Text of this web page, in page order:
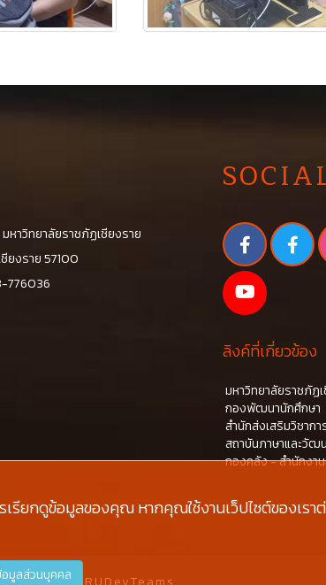
หาวิทยาลัยราชภัฏเชียงราย
ยงราย 57100
776036
ลิงค์ที่เกี่ยวข้อง
มหาวิทยาลัยราชภัฏ
กองพัฒนานักศึกษา
สำนักส่งเสริมวิชากา
สถาบันภาษาและวัฒ
กองคลัง - สำนักงา
รียกดูข้อมูลของคุณ หากคุณใช้งานเว็ปไซต์ของเร
มูลส่วนบุคคล